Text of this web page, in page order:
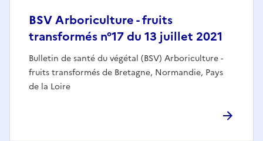
BSV Arboriculture - fruits
transformés n°17 du 13 juillet 2021
Bulletin de santé du végétal (BSV) Arboriculture -
fruits transformés de Bretagne, Normandie, Pays
de la Loire